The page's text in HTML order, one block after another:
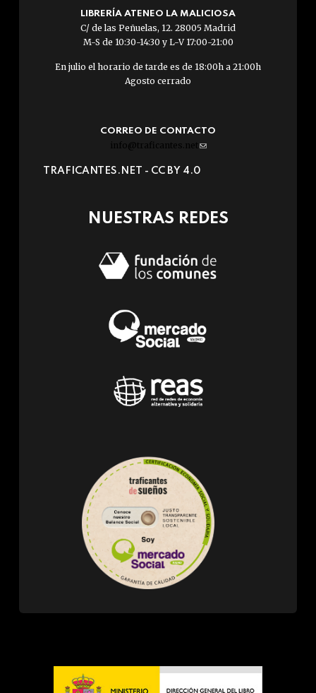
LIBRERÍA ATENEO LA MALICIOSA
C/ de las Peñuelas, 12. 28005 Madrid
M-S de 10:30-14:30 y L-V 17:00-21:00
En julio el horario de tarde es de 18:00h a 21:00h
Agosto cerrado
CORREO DE CONTACTO
info@traficantes.net (link
e-
TRAFICANTES.NET - CC BY 4.0
NUESTRAS REDES